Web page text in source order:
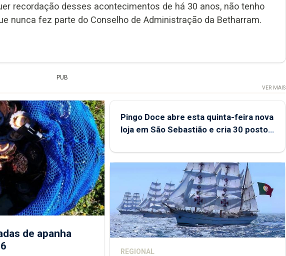
recordação desses acontecimentos de há 30 anos, não tenho
nunca fez parte do Conselho de Administração da Betharram.
PUB
VER MAIS
de apanha
Pingo Doce abre esta quinta-feira nova
loja em São Sebastião e cria 30 postos
REGIONAL